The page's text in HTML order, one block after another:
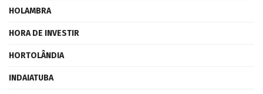
HOLAMBRA
HORA DE INVESTIR
HORTOLÂNDIA
INDAIATUBA